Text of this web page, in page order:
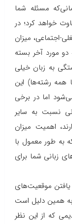
مسئله شما
خواهد کرد؛ در
اجتماعی، میزان
مورد آخر بسته
به زبان خیلی
همه رشته‌ها) این
اما در برخی
نسبت به سایر
اهمیت میزان
طور معمول با
زبانی شما برای
یافتن موقعیت‌های
به همین دلیل است
که از این نظر